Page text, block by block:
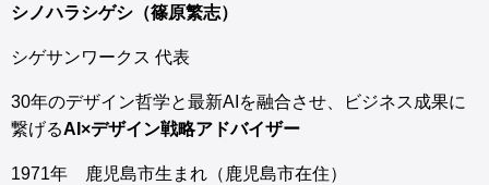
シノハラシゲシ（篠原繁志）
シゲサンワークス 代表
30年のデザイン哲学と最新AIを融合させ、ビジネス成果に
繋げるAI×デザイン戦略アドバイザー
1971年 鹿児島市生まれ（鹿児島市在住）